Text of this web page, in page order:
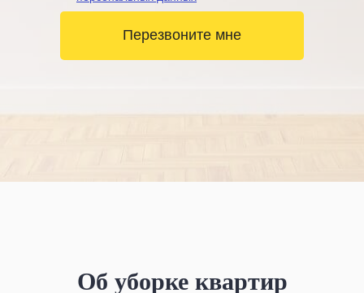
Перезвоните мне
Об уборке квартир